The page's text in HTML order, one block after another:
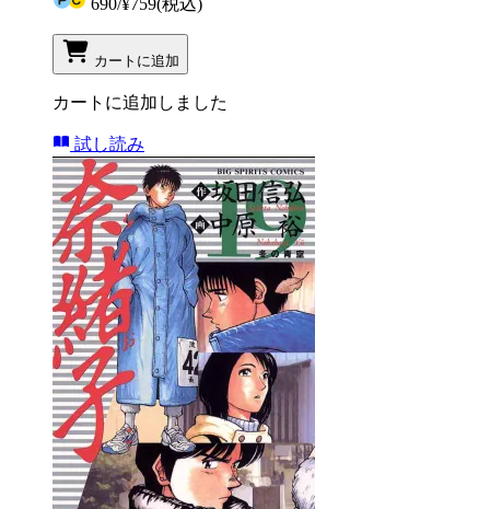
690/¥759(税込)
カートに追加
カートに追加しました
試し読み